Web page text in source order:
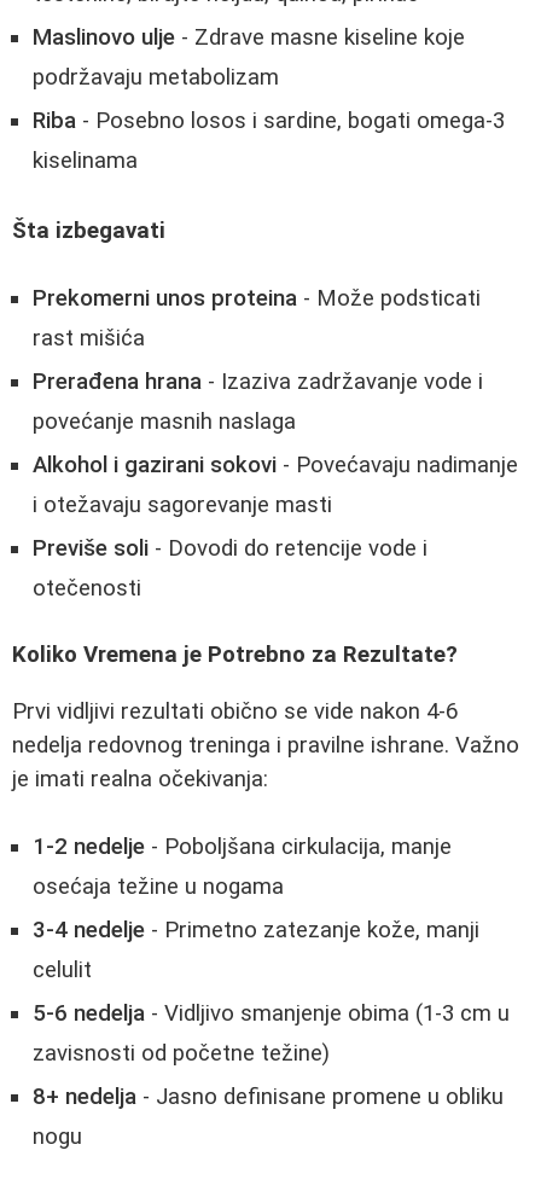
Maslinovo ulje - Zdrave masne kiseline koje
podržavaju metabolizam
Riba - Posebno losos i sardine, bogati omega-3
kiselinama
Šta izbegavati
Prekomerni unos proteina - Može podsticati
rast mišića
Prerađena hrana - Izaziva zadržavanje vode i
povećanje masnih naslaga
Alkohol i gazirani sokovi - Povećavaju nadimanje
i otežavaju sagorevanje masti
Previše soli - Dovodi do retencije vode i
otečenosti
Koliko Vremena je Potrebno za Rezultate?
Prvi vidljivi rezultati obično se vide nakon 4-6
nedelja redovnog treninga i pravilne ishrane. Važno
je imati realna očekivanja:
1-2 nedelje - Poboljšana cirkulacija, manje
osećaja težine u nogama
3-4 nedelje - Primetno zatezanje kože, manji
celulit
5-6 nedelja - Vidljivo smanjenje obima (1-3 cm u
zavisnosti od početne težine)
8+ nedelja - Jasno definisane promene u obliku
nogu